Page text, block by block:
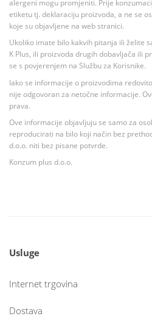
alergeni mogu promjeniti. Prije
etiketu tj. deklaraciju proizvoda, a ne se
koje su objavljene na web stranici.
Ukoliko imate bilo kakvih pitanja ili želite
K Plus, ili proizvoda drugih dobavljača ili
se s povjerenjem na Službu za Korisnike.
Iako se informacije o proizvodima
nije odgovoran za netočne informacije.
prava.
Ove informacije objavljuju se samo za
reproducirati na bilo koji način bez
d.o.o. niti bez pisane potvrde.
Konzum plus d.o.o.
Usluge
Internet trgovina
Dostava